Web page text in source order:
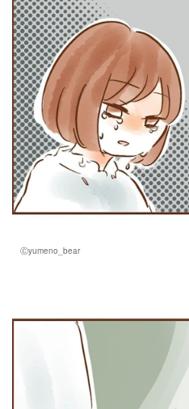
Ⓒyumeno_bear